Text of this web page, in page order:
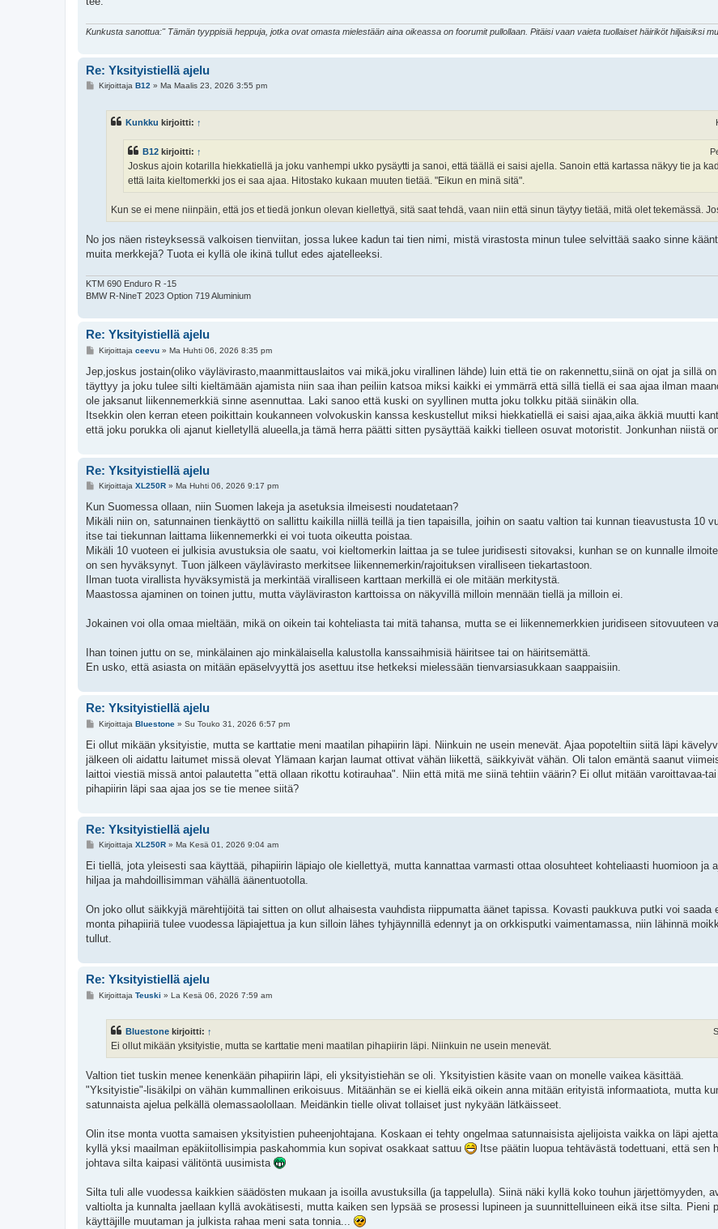
Kunkusta sanottua:" Tämän tyyppisiä heppuja, jotka ovat omasta mielestään aina oikeassa on foorumit pullollaan. Pitäisi vaan vaieta tuollaiset häiriköt hiljaisiksi
Re: Yksityistiellä ajelu
VKirjoittaja B12» Ma Maalis 23, 2026 3:55 pm
Kunkku kirjoitti: ↑
B12 kirjoitti: ↑
Joskus ajoin kotarilla hiekkatiellä ja joku vanhempi ukko pysäytti ja sanoi, että täällä ei saisi ajella. Sanoin että kartassa näkyy tie ja
että laita kieltomerkki jos ei saa ajaa. Hitostako kukaan muuten tietää. "Eikun en minä sitä".
Kun se ei mene niinpäin, että jos et tiedä jonkun olevan kiellettyä, sitä saat tehdä, vaan niin että sinun täytyy tietää, mitä olet tekemässä.
No jos näen risteyksessä valkoisen tienviitan, jossa lukee kadun tai tien nimi, mistä virastosta minun tulee selvittää saako sinne
muita merkkejä? Tuota ei kyllä ole ikinä tullut edes ajatelleeksi.
KTM 690 Enduro R -15
BMW R-NineT 2023 Option 719 Aluminium
Re: Yksityistiellä ajelu
V
e
s
t
i
Kirjoittaja ceevu» Ma Huhti 06, 2026 8:35 pm
Jep,joskus jostain(oliko väylävirasto,maanmittauslaitos vai mikä,joku virallinen lähde) luin että tie on rakennettu,siinä on ojat ja sillä
täyttyy ja joku tulee silti kieltämään ajamista niin saa ihan peiliin katsoa miksi kaikki ei ymmärrä että sillä tiellä ei saa ajaa ilman
ole jaksanut liikennemerkkiä sinne asennuttaa. Laki sanoo että kuski on syyllinen mutta joku tolkku pitää siinäkin olla.
Itsekkin olen kerran eteen poikittain koukanneen volvokuskin kanssa keskustellut miksi hiekkatiellä ei saisi ajaa,aika äkkiä muutti
että joku porukka oli ajanut kielletyllä alueella,ja tämä herra päätti sitten pysäyttää kaikki tielleen osuvat motoristit. Jonkunhan niistä
Re: Yksityistiellä ajelu
V
e
t
i
Kirjoittaja XL250R» Ma Huhti 06, 2026 9:17 pm
Kun Suomessa ollaan, niin Suomen lakeja ja asetuksia ilmeisesti noudatetaan?
Mikäli niin on, satunnainen tienkäyttö on sallittu kaikilla niillä teillä ja tien tapaisilla, joihin on saatu valtion tai kunnan tieavustusta 10
itse tai tiekunnan laittama liikennemerkki ei voi tuota oikeutta poistaa.
Mikäli 10 vuoteen ei julkisia avustuksia ole saatu, voi kieltomerkin laittaa ja se tulee juridisesti sitovaksi, kunhan se on kunnalle
on sen hyväksynyt. Tuon jälkeen väylävirasto merkitsee liikennemerkin/rajoituksen viralliseen tiekartastoon.
Ilman tuota virallista hyväksymistä ja merkintää viralliseen karttaan merkillä ei ole mitään merkitystä.
Maastossa ajaminen on toinen juttu, mutta väyläviraston karttoissa on näkyvillä milloin mennään tiellä ja milloin ei.
Jokainen voi olla omaa mieltään, mikä on oikein tai kohteliasta tai mitä tahansa, mutta se ei liikennemerkkien juridiseen sitovuuteen
Ihan toinen juttu on se, minkälainen ajo minkälaisella kalustolla kanssaihmisiä häiritsee tai on häiritsemättä.
En usko, että asiasta on mitään epäselvyyttä jos asettuu itse hetkeksi mielessään tienvarsiasukkaan saappaisiin.
Re: Yksityistiellä ajelu
V
e
t
i
Kirjoittaja Bluestone» Su Touko 31, 2026 6:57 pm
Ei ollut mikään yksityistie, mutta se karttatie meni maatilan pihapiirin läpi. Niinkuin ne usein menevät. Ajaa popoteltiin siitä läpi
jälkeen oli aidattu laitumet missä olevat Ylämaan karjan laumat ottivat vähän liikettä, säikkyivät vähän. Oli talon emäntä saanut
laittoi viestiä missä antoi palautetta "että ollaan rikottu kotirauhaa". Niin että mitä me siinä tehtiin väärin? Ei ollut mitään varoittavaa-
pihapiirin läpi saa ajaa jos se tie menee siitä?
Re: Yksityistiellä ajelu
V
e
t
Kirjoittaja XL250R» Ma Kesä 01, 2026 9:04 am
Ei tiellä, jota yleisesti saa käyttää, pihapiirin läpiajo ole kiellettyä, mutta kannattaa varmasti ottaa olosuhteet kohteliaasti huomioon ja
hiljaa ja mahdoillisimman vähällä äänentuotolla.
On joko ollut säikkyjä märehtijöitä tai sitten on ollut alhaisesta vauhdista riippumatta äänet tapissa. Kovasti paukkuva putki voi saada
monta pihapiiriä tulee vuodessa läpiajettua ja kun silloin lähes tyhjäynnillä edennyt ja on orkkisputki vaimentamassa, niin lähinnä
tullut.
Re: Yksityistiellä ajelu
VKirjoittaja Teuski » La Kesä 06, 2026 7:59 am
Bluestone kirjoitti: ↑
Ei ollut mikään yksityistie, mutta se karttatie meni maatilan pihapiirin läpi. Niinkuin ne usein menevät.
Valtion tiet tuskin menee kenenkään pihapiirin läpi, eli yksityistiehän se oli. Yksityistien käsite vaan on monelle vaikea käsittää.
"Yksityistie"-lisäkilpi on vähän kummallinen erikoisuus. Mitäänhän se ei kiellä eikä oikein anna mitään erityistä informaatiota, mutta
satunnaista ajelua pelkällä olemassaolollaan. Meidänkin tielle olivat tollaiset just nykyään lätkäisseet.
Olin itse monta vuotta samaisen yksityistien puheenjohtajana. Koskaan ei tehty ongelmaa satunnaisista ajelijoista vaikka on läpi
kyllä yksi maailman epäkiitollisimpia paskahommia kun sopivat osakkaat sattuu
Itse päätin luopua tehtävästä todettuani, että sen
johtava silta kaipasi välitöntä uusimista
Silta tuli alle vuodessa kaikkien säädösten mukaan ja isoilla avustuksilla (ja tappelulla). Siinä näki kyllä koko touhun järjettömyyden,
valtiolta ja kunnalta jaellaan kyllä avokätisesti, mutta kaiken sen lypsää se prosessi lupineen ja suunnittelluineen eikä itse silta. Pieni
käyttäjille muutaman ja julkista rahaa meni sata tonnia...